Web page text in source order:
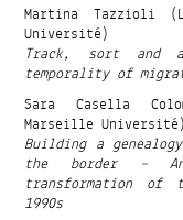
Martina Tazzioli
Université)
Track, sort and
temporality of
Sara Casella
Marseille Université)
Building a
the border –
transformation of
1990s